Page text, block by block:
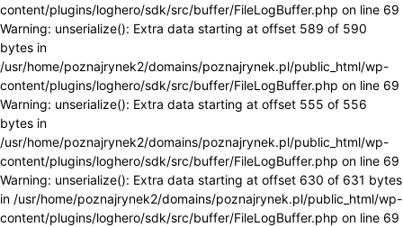
content/plugins/loghero/sdk/src/buffer/FileLogBuffer.php on line 69
Warning: unserialize(): Extra data starting at offset 589 of 590
bytes in
/usr/home/poznajrynek2/domains/poznajrynek.pl/public_html/wp-
content/plugins/loghero/sdk/src/buffer/FileLogBuffer.php on line 69
Warning: unserialize(): Extra data starting at offset 555 of 556
bytes in
/usr/home/poznajrynek2/domains/poznajrynek.pl/public_html/wp-
content/plugins/loghero/sdk/src/buffer/FileLogBuffer.php on line 69
Warning: unserialize(): Extra data starting at offset 630 of 631 bytes
in /usr/home/poznajrynek2/domains/poznajrynek.pl/public_html/wp-
content/plugins/loghero/sdk/src/buffer/FileLogBuffer.php on line 69